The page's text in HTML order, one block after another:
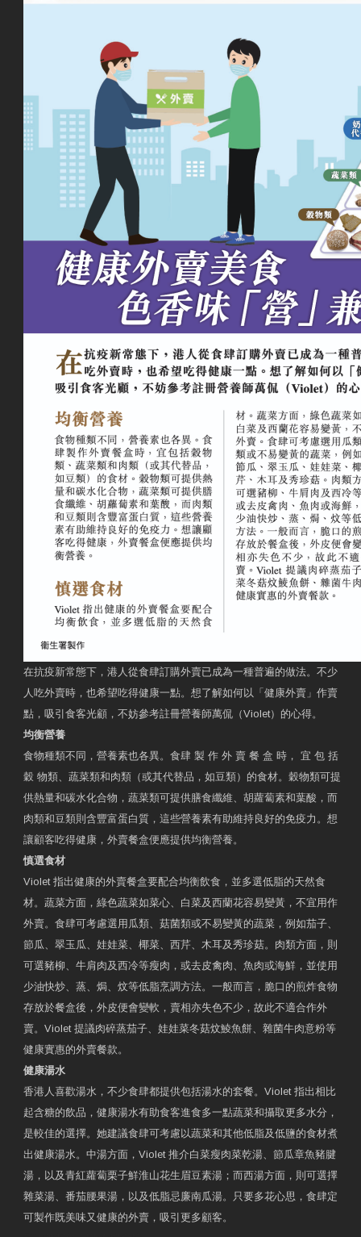
在抗疫新常態下，港人從食肆訂購外賣已成為一種普遍的做法。不少
人吃外賣時，也希望吃得健康一點。想了解如何以「健康外賣」作賣
點，吸引食客光顧，不妨參考註冊營養師萬侃（Violet）的心得。
均衡營養
食物種類不同，營養素也各異。食肆 製 作 外 賣 餐 盒 時， 宜 包 括
穀 物類、蔬菜類和肉類（或其代替品，如豆類）的食材。穀物類可提
供熱量和碳水化合物，蔬菜類可提供膳食纖維、胡蘿蔔素和葉酸，而
肉類和豆類則含豐富蛋白質，這些營養素有助維持良好的免疫力。想
讓顧客吃得健康，外賣餐盒便應提供均衡營養。
慎選食材
Violet 指出健康的外賣餐盒要配合均衡飲食，並多選低脂的天然食
材。蔬菜方面，綠色蔬菜如菜心、白菜及西蘭花容易變黃，不宜用作
外賣。食肆可考慮選用瓜類、菇菌類或不易變黃的蔬菜，例如茄子、
節瓜、翠玉瓜、娃娃菜、椰菜、西芹、木耳及秀珍菇。肉類方面，則
可選豬柳、牛肩肉及西冷等瘦肉，或去皮禽肉、魚肉或海鮮，並使用
少油快炒、蒸、焗、炆等低脂烹調方法。一般而言，脆口的煎炸食物
存放於餐盒後，外皮便會變軟，賣相亦失色不少，故此不適合作外
賣。Violet 提議肉碎蒸茄子、娃娃菜冬菇炆鯪魚餅、雜菌牛肉意粉等
健康實惠的外賣餐款。
健康湯水
香港人喜歡湯水，不少食肆都提供包括湯水的套餐。Violet 指出相比
起含糖的飲品，健康湯水有助食客進食多一點蔬菜和攝取更多水分，
是較佳的選擇。她建議食肆可考慮以蔬菜和其他低脂及低鹽的食材煮
出健康湯水。中湯方面，Violet 推介白菜瘦肉菜乾湯、節瓜章魚豬腱
湯，以及青紅蘿蔔栗子鮮淮山花生眉豆素湯；而西湯方面，則可選擇
雜菜湯、番茄腰果湯，以及低脂忌廉南瓜湯。只要多花心思，食肆定
可製作既美味又健康的外賣，吸引更多顧客。